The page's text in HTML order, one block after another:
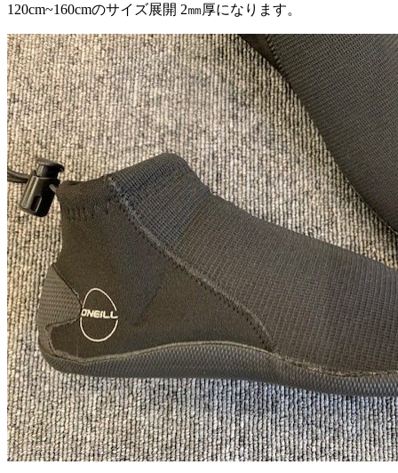
120cm~160cmのサイズ展開 2㎜厚になります。